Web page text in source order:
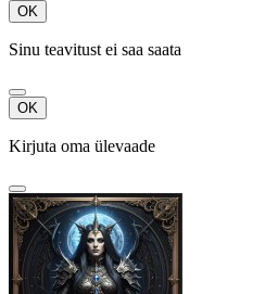
OK
Sinu teavitust ei saa saata
OK
Kirjuta oma ülevaade